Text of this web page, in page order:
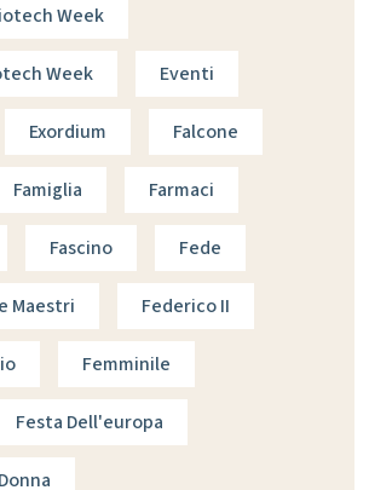
Week
Week Eventi
Exordium Falcone
Famiglia Farmaci
Fascino Fede
Maestri Federico II
Femminile
Festa Dell'europa